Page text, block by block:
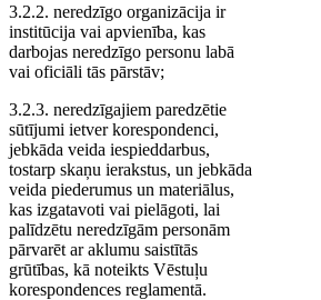
3.2.2. neredzīgo organizācija ir
institūcija vai apvienība, kas
darbojas neredzīgo personu labā
vai oficiāli tās pārstāv;
3.2.3. neredzīgajiem paredzētie
sūtījumi ietver korespondenci,
jebkāda veida iespieddarbus,
tostarp skaņu ierakstus, un jebkāda
veida piederumus un materiālus,
kas izgatavoti vai pielāgoti, lai
palīdzētu neredzīgām personām
pārvarēt ar aklumu saistītās
grūtības, kā noteikts Vēstuļu
korespondences reglamentā.